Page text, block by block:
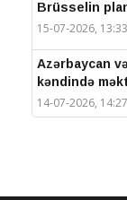
Brüsselin
15-07-2026, 13:33
Azərbaycan
kəndində
14-07-2026, 14:27
Prezidentlər